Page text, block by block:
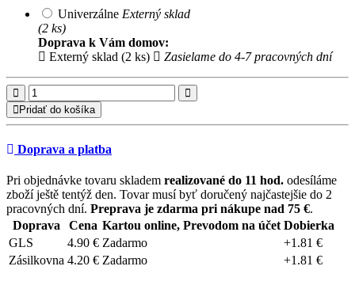
Univerzálne Externý sklad
(2 ks)
Doprava k Vám domov:
Externý sklad (2 ks)
Zasielame do 4-7 pracovných dní
Pridať do košíka
Doprava a platba
Pri objednávke tovaru skladem realizované do 11 hod. odesíláme
zboží ještě tentýž den. Tovar musí byť doručený najčastejšie do 2
pracovných dní. Preprava je zdarma pri nákupe nad 75 €.
Doprava
Cena Kartou online, Prevodom na účet Dobierka
GLS
4.90 € Zadarmo
+1.81 €
Zásilkovna 4.20 € Zadarmo +1.81 €